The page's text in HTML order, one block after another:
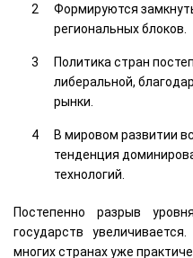
Формируются
региональных блоков.
Политика стран
либеральной,
рынки.
В мировом развитии
тенденция
технологий.
Постепенно разрыв
государств
многих странах уже